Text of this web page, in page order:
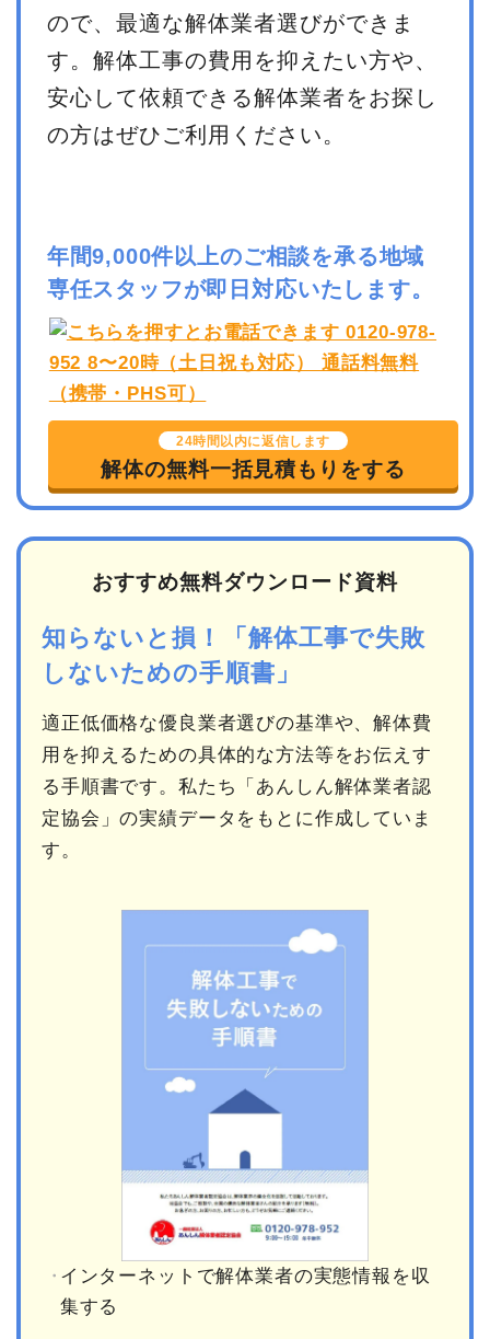
ので、最適な解体業者選びができま
す。解体工事の費用を抑えたい方や、
安心して依頼できる解体業者をお探し
の方はぜひご利用ください。
年間9,000件以上のご相談を承る地域
専任スタッフが即日対応いたします。
24時間以内に返信します
解体の無料一括見積もりをする
おすすめ無料ダウンロード資料
知らないと損！「解体工事で失敗
しないための手順書」
適正低価格な優良業者選びの基準や、解体費
用を抑えるための具体的な方法等をお伝えす
る手順書です。私たち「あんしん解体業者認
定協会」の実績データをもとに作成していま
す。
インターネットで解体業者の実態情報を収
集する